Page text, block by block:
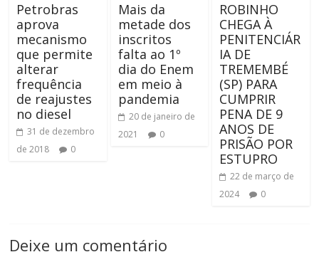
Petrobras
aprova
mecanismo
que permite
alterar
frequência
de reajustes
no diesel
31 de dezembro
de 2018
0
Mais da
metade dos
inscritos
falta ao 1º
dia do Enem
em meio à
pandemia
20 de janeiro de
2021
0
ROBINHO
CHEGA À
PENITENCIÁR
IA DE
TREMEMBÉ
(SP) PARA
CUMPRIR
PENA DE 9
ANOS DE
PRISÃO POR
ESTUPRO
22 de março de
2024
0
Deixe um comentário